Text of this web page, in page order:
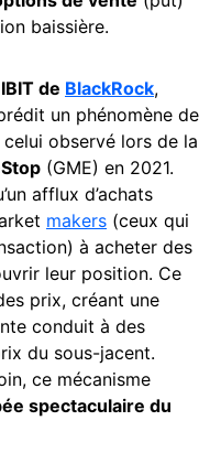
baissière.
de BlackRock,
un phénomène de
celui observé lors de la
(GME) en 2021.
afflux d’achats
makers (ceux qui
à acheter des
leur position. Ce
prix, créant une
conduit à des
du sous-jacent.
ce mécanisme
spectaculaire du